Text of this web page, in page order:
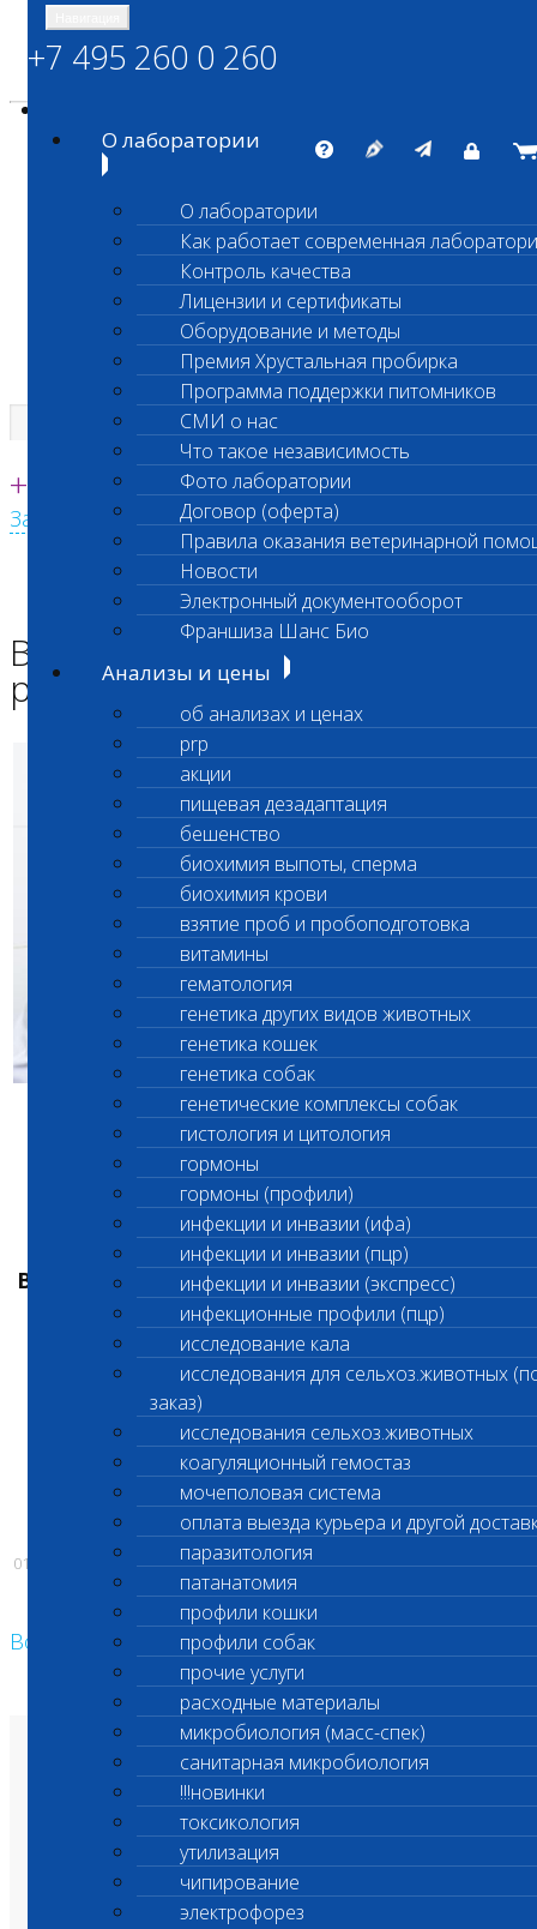
ШАНС БИО
Независимая ветеринарная лаборатория
Единая круглосуточная справочная
+7 495 260 0 260
Заказать звонок с сайта
+7 495 260 0 260
О лаборатории
О лаборатории
Как работает современная
Контроль качества
Лицензии и сертификаты
Оборудование и методы
Премия Хрустальная пробирка
Программа поддержки питомников
СМИ о нас
Что такое независимость
Фото лаборатории
Договор (оферта)
Правила оказания ветеринарной
Новости
Электронный документооборот
Франшиза Шанс Био
Анализы и цены
об анализах и ценах
prp
акции
пищевая дезадаптация
бешенство
биохимия выпоты, сперма
биохимия крови
взятие проб и пробоподготовка
витамины
гематология
генетика других видов животных
генетика кошек
генетика собак
генетические комплексы собак
гистология и цитология
гормоны
гормоны (профили)
инфекции и инвазии (ифа)
инфекции и инвазии (пцр)
инфекции и инвазии (экспресс)
инфекционные профили (пцр)
исследование кала
исследования для сельхоз.животных
заказ)
исследования сельхоз.животных
коагуляционный гемостаз
мочеполовая система
оплата выезда курьера и другой
паразитология
патанатомия
профили кошки
профили собак
прочие услуги
расходные материалы
микробиология (масс-спек)
санитарная микробиология
!!!новинки
токсикология
утилизация
чипирование
электрофорез
Главная страница
Временное изменение режима работы филиалов
Временное изменение
режима работы филиалов
Уважаемые клиенты!
Временное изменение режима работы
филиалов:
Лабораторные офисы вг. Люберцы
Вешняках
2 октябряпринимают биоматериал
с14.00.
В лабораторном офисег. Апрелевка
санитарные дни 2 и 3 октября.
Приносим извинения за временные
неудобства!
01.10.2019
Возврат к списку
О лаборатории
Анализы и цены
Ветеринарные центры
Владельцам
Врачам и клиникам
Бланки лаборатории
Банк донорской крови
Адреса лабораторий